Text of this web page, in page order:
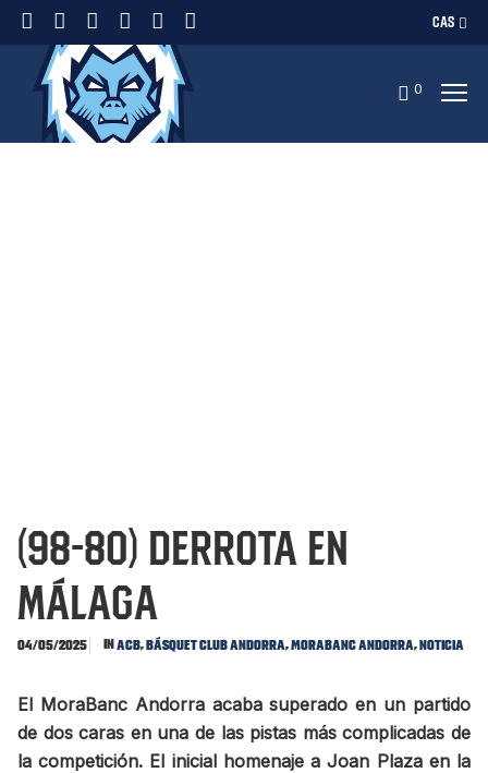
CAS
0
(98-80) Derrota en
Málaga
04/05/2025 InACB,Básquet Club Andorra,MoraBanc Andorra,Noticia
El MoraBanc Andorra acaba superado en un partido
de dos caras en una de las pistas más complicadas de
la competición. El inicial homenaje a Joan Plaza en la